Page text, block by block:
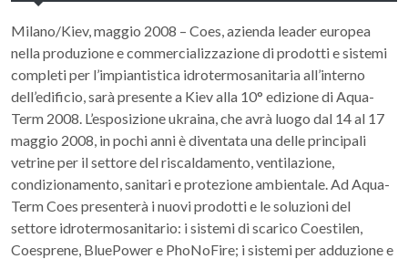
Milano/Kiev, maggio 2008 – Coes, azienda leader europea
nella produzione e commercializzazione di prodotti e sistemi
completi per l’impiantistica idrotermosanitaria all’interno
dell’edificio, sarà presente a Kiev alla 10° edizione di Aqua-
Term 2008. L’esposizione ukraina, che avrà luogo dal 14 al 17
maggio 2008, in pochi anni è diventata una delle principali
vetrine per il settore del riscaldamento, ventilazione,
condizionamento, sanitari e protezione ambientale. Ad Aqua-
Term Coes presenterà i nuovi prodotti e le soluzioni del
settore idrotermosanitario: i sistemi di scarico Coestilen,
Coesprene, BluePower e PhoNoFire; i sistemi per adduzione e